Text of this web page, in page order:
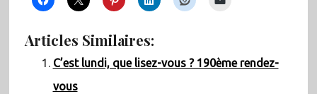
Articles Similaires:
C’est lundi, que lisez-vous ? 190ème rendez-
vous